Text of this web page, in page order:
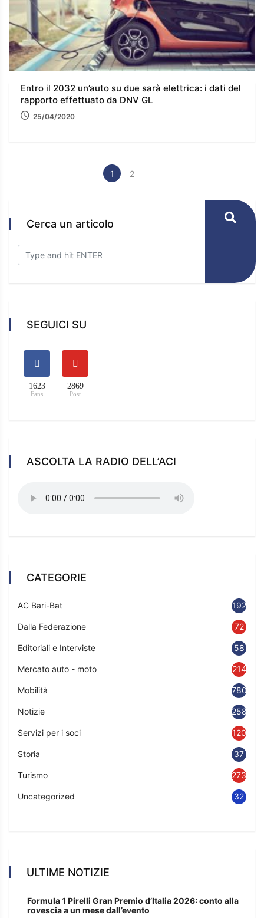
Entro il 2032 un’auto su due sarà elettrica: i dati del
rapporto effettuato da DNV GL
25/04/2020
1 2
Cerca un articolo
SEGUICI SU
1623
Fans
2869
Post
ASCOLTA LA RADIO DELL’ACI
CATEGORIE
AC Bari-Bat 192
Dalla Federazione 72
Editoriali e Interviste 58
Mercato auto - moto 214
Mobilità 780
Notizie 2583
Servizi per i soci 120
Storia 37
Turismo 273
Uncategorized 32
ULTIME NOTIZIE
Formula 1 Pirelli Gran Premio d’Italia 2026: conto alla
rovescia a un mese dall’evento